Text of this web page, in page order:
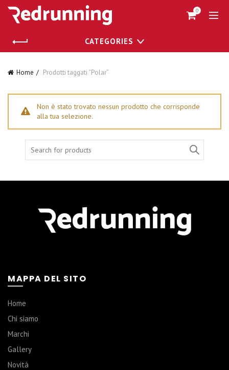
0
CATEGORIES
Home Prodotti taggati “Polar”
Non è stato trovato nessun prodotto che corrisponde
alla tua selezione.
MAPPA DEL SITO
Home
Chi siamo
Marchi
Gallery
Novità